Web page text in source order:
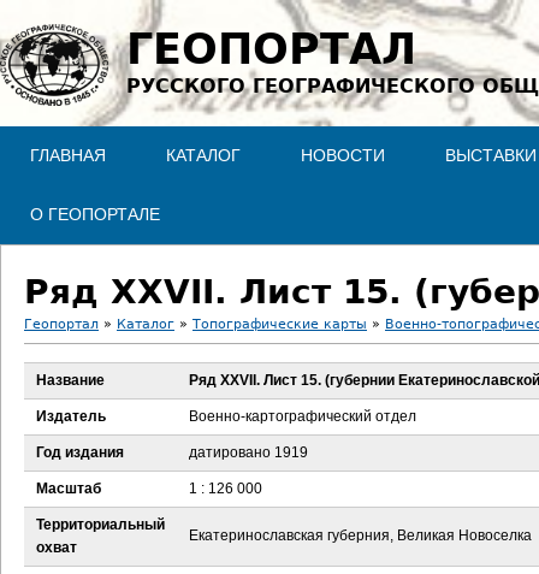
Jump to navigation
ГЕОПОРТАЛ
РУССКОГО ГЕОГРАФИЧЕСКОГО
ГЛАВНАЯ КАТАЛОГ НОВОСТИ ВЫСТАВКИ
О ГЕОПОРТАЛЕ
Ряд XXVII. Лист 15.
В
ы
д
е
Геопортал » Каталог » Топографические карты » Военно-
Название Ряд XXVII. Лист 15. (губернии
Издатель Военно-картографический отдел
Год издания датировано 1919
Масштаб 1 : 126 000
Территориальный
охват
Екатеринославская губерния, Великая Новоселка